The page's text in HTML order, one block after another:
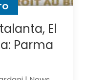
El
Parma